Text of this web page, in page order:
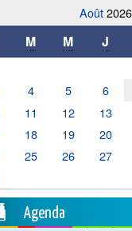
Août2026
M M J
4 5 6
11 12 13
18 19 20
25 26 27
Agenda